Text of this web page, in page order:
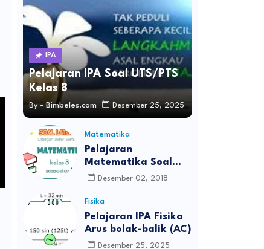
IPA
Pelajaran IPA Soal UTS/PTS
Kelas 8
By - Bimbeles.com Desember 25, 2025
Matematika
Pelajaran
Matematika Soal
UAS Kelas 8
Desember 02, 2018
Fisika
Pelajaran IPA Fisika
Arus bolak-balik (AC)
Desember 25, 2025